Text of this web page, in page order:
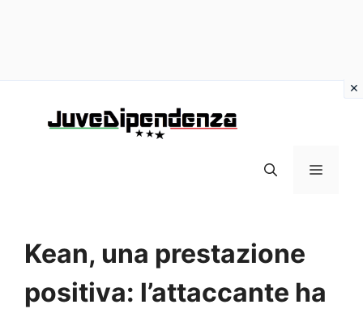
MENU
Kean, una prestazione
positiva: l’attaccante ha